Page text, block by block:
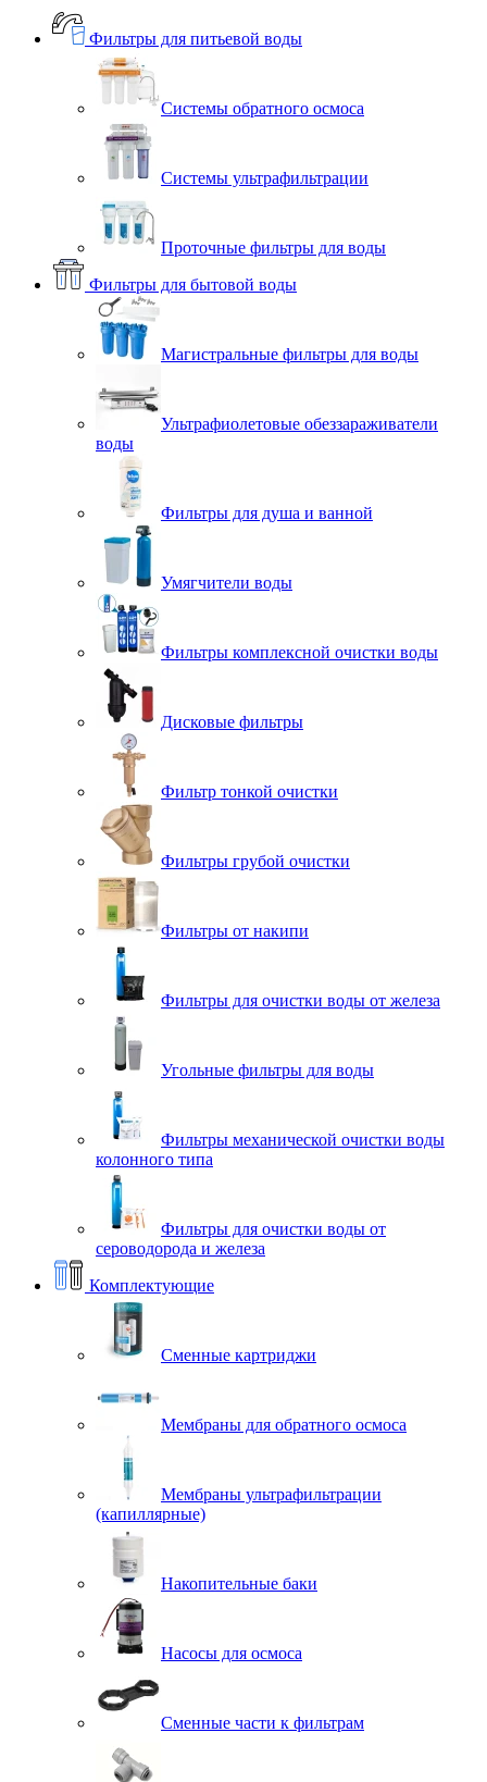
Фильтры для питьевой воды
Системы обратного осмоса
Системы ультрафильтрации
Проточные фильтры для воды
Фильтры для бытовой воды
Магистральные фильтры для воды
Ультрафиолетовые обеззараживатели
воды
Фильтры для душа и ванной
Умягчители воды
Фильтры комплексной очистки воды
Дисковые фильтры
Фильтр тонкой очистки
Фильтры грубой очистки
Фильтры от накипи
Фильтры для очистки воды от железа
Угольные фильтры для воды
Фильтры механической очистки воды
колонного типа
Фильтры для очистки воды от
сероводорода и железа
Комплектующие
Сменные картриджи
Мембраны для обратного осмоса
Мембраны ультрафильтрации
(капиллярные)
Накопительные баки
Насосы для осмоса
Сменные части к фильтрам